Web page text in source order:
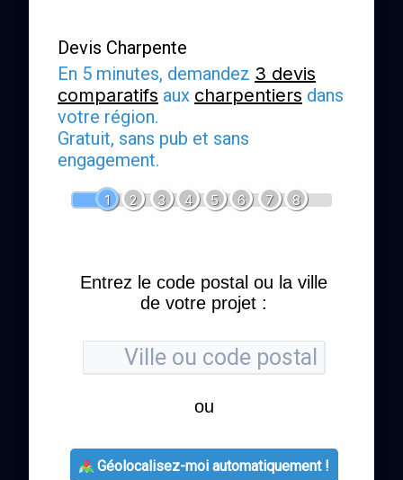
Devis Charpente
En 5 minutes, demandez 3 devis
comparatifs aux charpentiers dans
votre région.
Gratuit, sans pub et sans
engagement.
1 2 3 4 5 6 7 8
Entrez le code postal ou la ville
de votre projet :
ou
Géolocalisez-moi automatiquement !